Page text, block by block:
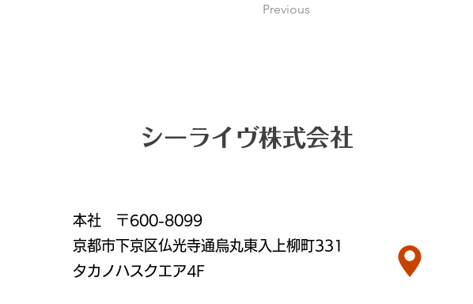
Previous
シーライヴ株式会社
本社 〒600-8099
京都市下京区仏光寺通烏丸東入上柳町331
タカノハスクエア4F